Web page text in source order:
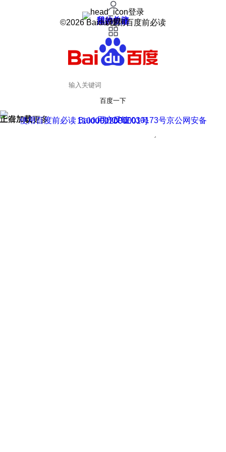
登录
我的关注
我的收藏
皮肤中心
用户反馈
设置
©2026 Baidu 使用百度前必读
百度一下
正在加载
上滑加载更多 用户反馈
使用百度前必读 Baidu 京ICP证030173号
京公网安备11000002000001号